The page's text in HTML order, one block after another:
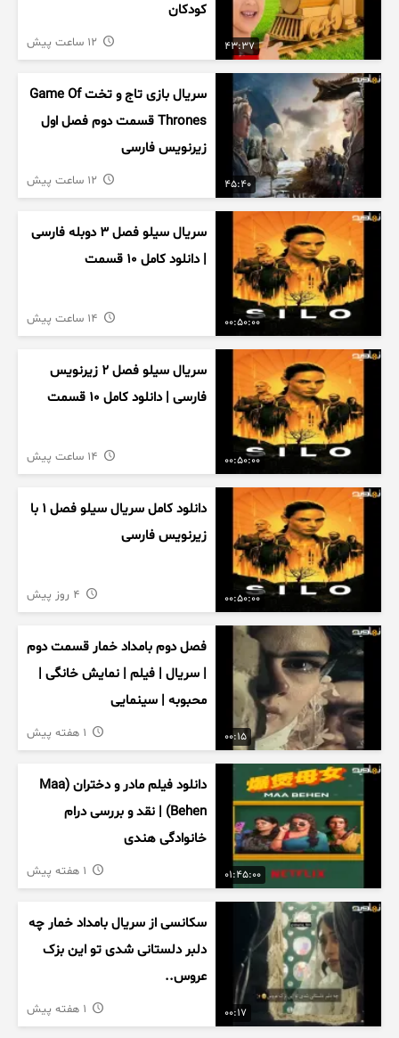
43:37
کودکان
45:40
سریال بازی تاج و تخت Game Of
Thrones قسمت دوم فصل اول
زیرنویس فارسی
00:50:00
سریال سیلو فصل ۳ دوبله فارسی
| دانلود کامل ۱۰ قسمت
00:50:00
سریال سیلو فصل ۲ زیرنویس
فارسی | دانلود کامل ۱۰ قسمت
00:50:00
دانلود کامل سریال سیلو فصل ۱ با
زیرنویس فارسی
00:15
فصل دوم بامداد خمار قسمت دوم
| سریال | فیلم | نمایش خانگی |
محبوبه | سینمایی
01:45:00
دانلود فیلم مادر و دختران (Maa
Behen) | نقد و بررسی درام
خانوادگی هندی
00:17
سکانسی از سریال بامداد خمار چه
دلبر دلستانی شدی تو این بزک
عروس..